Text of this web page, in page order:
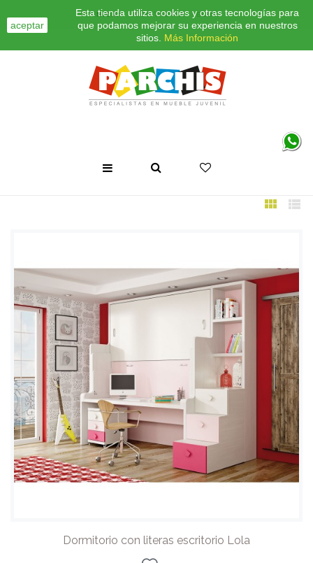
aceptar
Esta tienda utiliza cookies y otras tecnologías para
que podamos mejorar su experiencia en nuestros
sitios. Más Información
INICIO CONTACTO BLOG
Dormitorio con literas escritorio Lola